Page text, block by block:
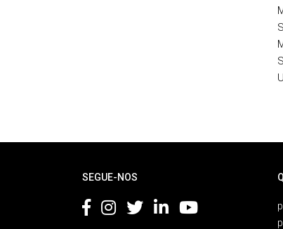
SEGUE-NOS